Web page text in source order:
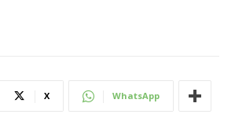
X WhatsApp